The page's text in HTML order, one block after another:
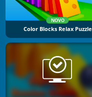
NOVO
Color Blocks Relax Puzzle